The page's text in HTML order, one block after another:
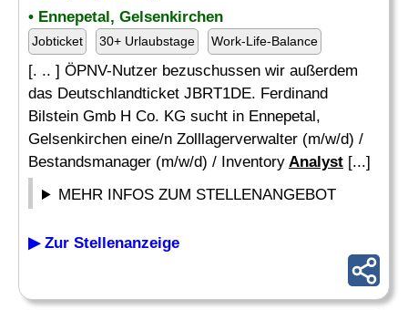
• Ennepetal, Gelsenkirchen
Jobticket 30+ Urlaubstage Work-Life-Balance
[. .. ] ÖPNV-Nutzer bezuschussen wir außerdem
das Deutschlandticket JBRT1DE. Ferdinand
Bilstein Gmb H Co. KG sucht in Ennepetal,
Gelsenkirchen eine/n Zolllagerverwalter (m/w/d) /
Bestandsmanager (m/w/d) / Inventory Analyst [...]
MEHR INFOS ZUM STELLENANGEBOT
▶ Zur Stellenanzeige